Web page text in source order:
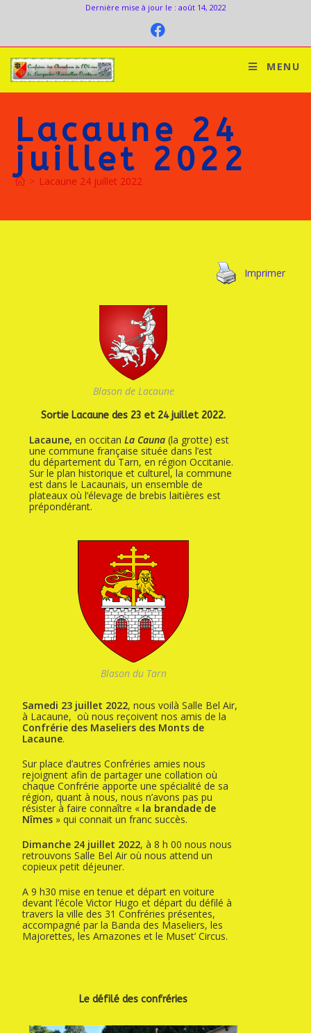
Dernière mise à jour le : août 14, 2022
MENU
Lacaune 24
juillet 2022
> Lacaune 24 juillet 2022
Imprimer
Blason de Lacaune
Sortie Lacaune des 23 et 24 juillet 2022.
Lacaune,en occitanLa Cauna (la grotte) est
une commune française située dans l’est
du département du Tarn, en région Occitanie.
Sur le plan historique et culturel, la commune
est dans le Lacaunais, un ensemble de
plateaux où l’élevage de brebis laitières est
prépondérant.
Blason du Tarn
Samedi 23 juillet 2022, nous voilà Salle Bel Air,
à Lacaune, où nous reçoivent nos amis de la
Confrérie des Maseliers des Monts de
Lacaune.
Sur place d’autres Confréries amies nous
rejoignent afin de partager une collation où
chaque Confrérie apporte une spécialité de sa
région, quant à nous, nous n’avons pas pu
résister à faire connaître « la brandade de
Nîmes » qui connait un franc succès.
Dimanche 24 juillet 2022, à 8 h 00 nous nous
retrouvons Salle Bel Air où nous attend un
copieux petit déjeuner.
A 9 h30 mise en tenue et départ en voiture
devant l’école Victor Hugo et départ du défilé à
travers la ville des 31 Confréries présentes,
accompagné par la Banda des Maseliers, les
Majorettes, les Amazones et le Muset’ Circus.
Le défilé des confréries